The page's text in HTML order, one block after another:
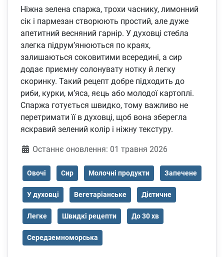
Ніжна зелена спаржа, трохи часнику, лимонний
сік і пармезан створюють простий, але дуже
апетитний весняний гарнір. У духовці стебла
злегка підрум’янюються по краях,
залишаються соковитими всередині, а сир
додає приємну солонувату нотку й легку
скоринку. Такий рецепт добре підходить до
риби, курки, м’яса, яєць або молодої картоплі.
Спаржа готується швидко, тому важливо не
перетримати її в духовці, щоб вона зберегла
яскравий зелений колір і ніжну текстуру.
ДеталіОстаннє оновлення: 01 травня 2026
Овочі Сир Молочні продукти Запечене
У духовці Вегетаріанське Дієтичне
Легке Швидкі рецепти До 30 хв
Середземноморська